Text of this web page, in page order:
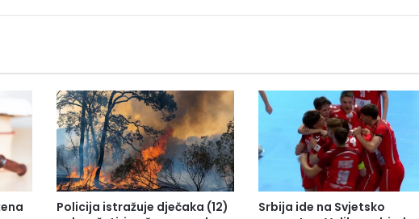
i
n
j
u
:
G
u
b
i
Policija istražuje dječaka (12)
Srbija ide na Svjetsko